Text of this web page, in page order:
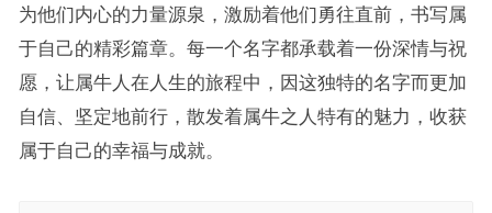
为他们内心的力量源泉，激励着他们勇往直前，书写属
于自己的精彩篇章。每一个名字都承载着一份深情与祝
愿，让属牛人在人生的旅程中，因这独特的名字而更加
自信、坚定地前行，散发着属牛之人特有的魅力，收获
属于自己的幸福与成就。